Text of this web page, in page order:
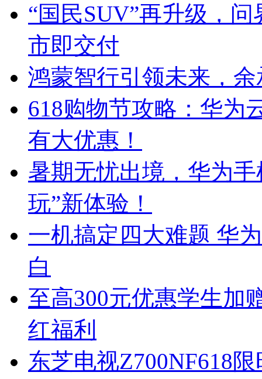
“国民SUV”再升级，
市即交付
鸿蒙智行引领未来，
618购物节攻略：华为
有大优惠！
暑期无忧出境，华为
玩”新体验！
一机搞定四大难题 华
白
至高300元优惠学生加
红福利
东芝电视Z700NF618